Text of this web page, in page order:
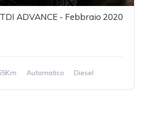
ADVANCE - Febbraio 2020
Automatico
Diesel